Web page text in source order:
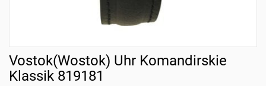
Vostok(Wostok) Uhr Komandirskie
Klassik 819181